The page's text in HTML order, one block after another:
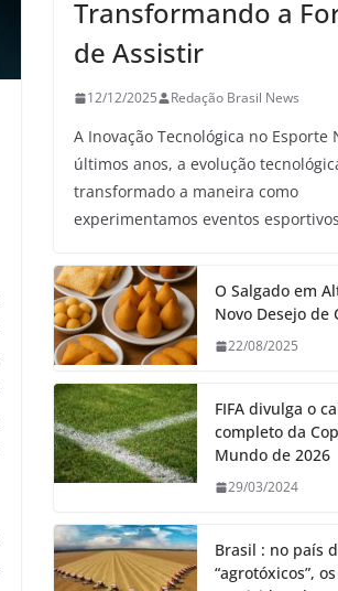
Transformando a
de Assistir
12/12/2025 Redação Brasil News
A Inovação Tecnológica no Esporte
últimos anos, a evolução
transformado a maneira como
experimentamos eventos
O Salgado em
Novo Desejo de
22/08/2025
FIFA divulga o
completo da
Mundo de 2026
29/03/2024
Brasil : no país
“agrotóxicos”,